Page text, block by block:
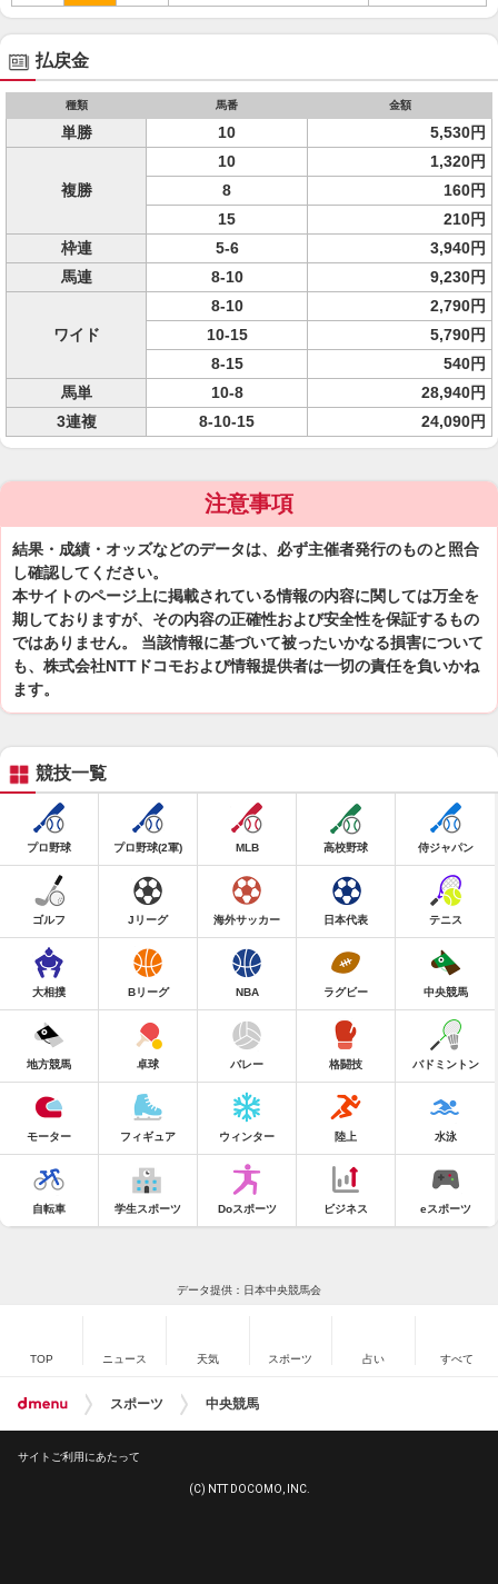
払戻金
種類 馬番 金額
単勝 10 5,530円
複勝
10
1,320円
8
160円
15
210円
枠連
5-6
3,940円
馬連
8-10 9,230円
ワイド
8-10
2,790円
10-15
5,790円
8-15
540円
馬単
10-8
28,940円
3連複
8-10-15 24,090円
注意事項
結果・成績・オッズなどのデータは、必ず主催者発行のものと照合
し確認してください。
本サイトのページ上に掲載されている情報の内容に関しては万全を
期しておりますが、その内容の正確性および安全性を保証するもの
ではありません。 当該情報に基づいて被ったいかなる損害について
も、株式会社NTTドコモおよび情報提供者は一切の責任を負いかね
ます。
競技一覧
プロ野球 プロ野球(2軍) MLB 高校野球 侍ジャパン
ゴルフ Jリーグ 海外サッカー 日本代表 テニス
大相撲 Bリーグ NBA ラグビー 中央競馬
地方競馬 卓球 バレー 格闘技 バドミントン
モーター フィギュア ウィンター 陸上 水泳
自転車 学生スポーツ Doスポーツ ビジネス eスポーツ
データ提供：日本中央競馬会
TOP ニュース 天気 スポーツ 占い すべて
スポーツ 中央競馬
サイトご利用にあたって
(C) NTT DOCOMO, INC.